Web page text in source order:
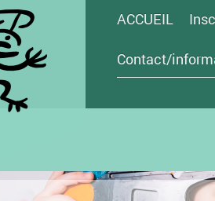
ACCUEIL
Contact/